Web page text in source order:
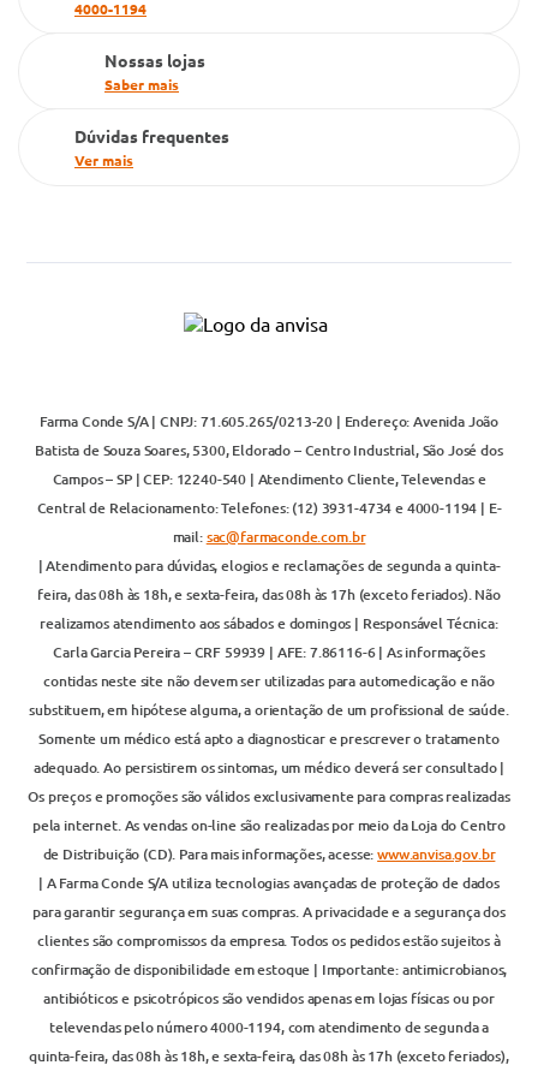
Televendas
4000-1194
Nossas lojas
Saber mais
Dúvidas frequentes
Ver mais
Farma Conde S/A | CNPJ: 71.605.265/0213-20 | Endereço: Avenida João
Batista de Souza Soares, 5300, Eldorado – Centro Industrial, São José dos
Campos – SP | CEP: 12240-540 | Atendimento Cliente, Televendas e
Central de Relacionamento: Telefones: (12) 3931-4734 e 4000-1194 | E-
mail:sac@farmaconde.com.br
| Atendimento para dúvidas, elogios e reclamações de segunda a quinta-
feira, das 08h às 18h, e sexta-feira, das 08h às 17h (exceto feriados). Não
realizamos atendimento aos sábados e domingos | Responsável Técnica:
Carla Garcia Pereira – CRF 59939 | AFE: 7.86116-6 | As informações
contidas neste site não devem ser utilizadas para automedicação e não
substituem, em hipótese alguma, a orientação de um profissional de saúde.
Somente um médico está apto a diagnosticar e prescrever o tratamento
adequado. Ao persistirem os sintomas, um médico deverá ser consultado |
Os preços e promoções são válidos exclusivamente para compras realizadas
pela internet. As vendas on-line são realizadas por meio da Loja do Centro
de Distribuição (CD). Para mais informações, acesse:www.anvisa.gov.br
| A Farma Conde S/A utiliza tecnologias avançadas de proteção de dados
para garantir segurança em suas compras. A privacidade e a segurança dos
clientes são compromissos da empresa. Todos os pedidos estão sujeitos à
confirmação de disponibilidade em estoque | Importante: antimicrobianos,
antibióticos e psicotrópicos são vendidos apenas em lojas físicas ou por
televendas pelo número 4000-1194, com atendimento de segunda a
quinta-feira, das 08h às 18h, e sexta-feira, das 08h às 17h (exceto feriados),